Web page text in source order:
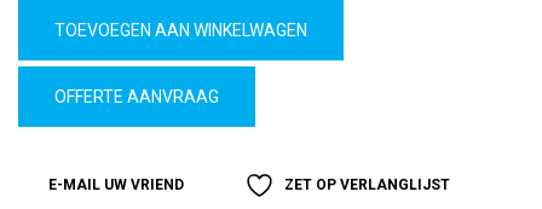
in
quantity
TOEVOEGEN AAN WINKELWAGEN
OFFERTE AANVRAAG
E-MAIL UW VRIEND ZET OP VERLANGLIJST